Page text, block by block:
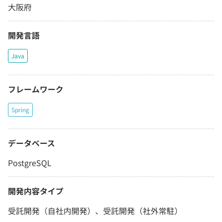
大阪府
開発言語
Java
フレームワーク
Spring
データベース
PostgreSQL
開発内容タイプ
受託開発（自社内開発）、受託開発（社外常駐）